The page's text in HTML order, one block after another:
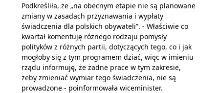
Podkreśliła, że „na obecnym etapie nie są planowane
zmiany w zasadach przyznawania i wypłaty
świadczenia dla polskich obywateli”. - Właściwie co
kwartał komentuję różnego rodzaju pomysły
polityków z różnych partii, dotyczących tego, co i jak
mogłoby się z tym programem dziać, więc w imieniu
rządu informuję, że żadne prace w tym zakresie,
żeby zmieniać wymiar tego świadczenia, nie są
prowadzone - poinformowała wiceminister.